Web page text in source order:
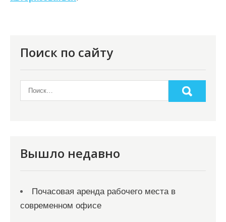
м
Поиск по сайту
Вышло недавно
Почасовая аренда рабочего места в
современном офисе